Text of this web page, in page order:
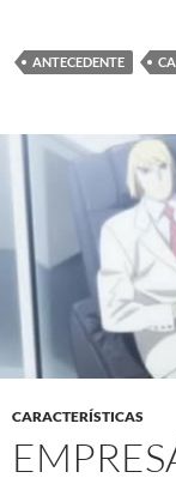
ANTECEDENTE
CARACTERÍSTICAS